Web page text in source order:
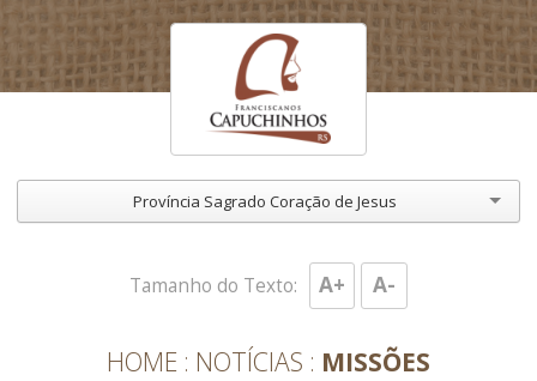
Província Sagrado Coração de Jesus
HOME NOTÍCIAS MISSÕES
Tamanho do Texto: A+ A-